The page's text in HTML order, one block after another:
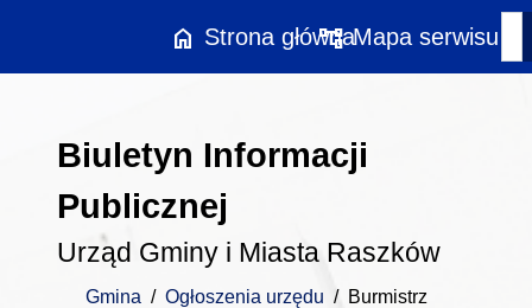
home Strona główna
account_treeMapa serwisu
Biuletyn Informacji
Publicznej
Urząd Gminy i Miasta Raszków
Gmina / Ogłoszenia urzędu / Burmistrz